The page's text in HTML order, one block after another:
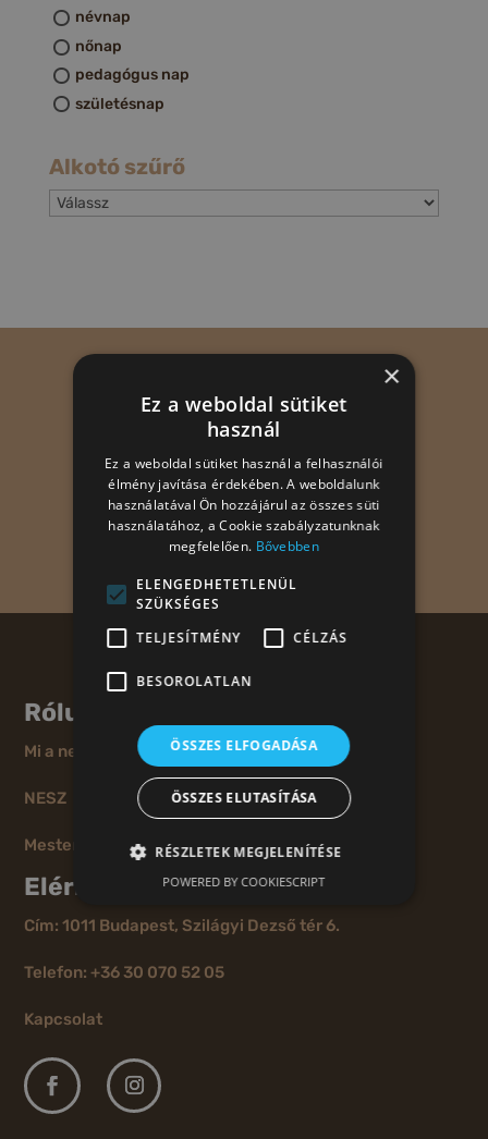
névnap
nőnap
pedagógus nap
születésnap
Alkotó szűrő
Rólunk
Mi a nessencia?
NESZ
Mesterségek Ünnepe
Elérhetőség
Cím: 1011 Budapest, Szilágyi Dezső tér 6.
Telefon: +36 30 070 52 05
Kapcsolat
×
Ez a weboldal sütiket
használ
Ez a weboldal sütiket használ a felhasználói
élmény javítása érdekében. A weboldalunk
használatával Ön hozzájárul az összes süti
használatához, a Cookie szabályzatunknak
megfelelően. Bővebben
ELENGEDHETETLENÜL
SZÜKSÉGES
TELJESÍTMÉNY
CÉLZÁS
BESOROLATLAN
ÖSSZES ELFOGADÁSA
ÖSSZES ELUTASÍTÁSA
RÉSZLETEK MEGJELENÍTÉSE
POWERED BY COOKIESCRIPT